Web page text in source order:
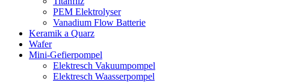
PEM Elektrolyser
Vanadium Flow Batterie
Keramik a Quarz
Wafer
Mini-Gefierpompel
Elektresch Vakuumpompel
Elektresch Waasserpompel